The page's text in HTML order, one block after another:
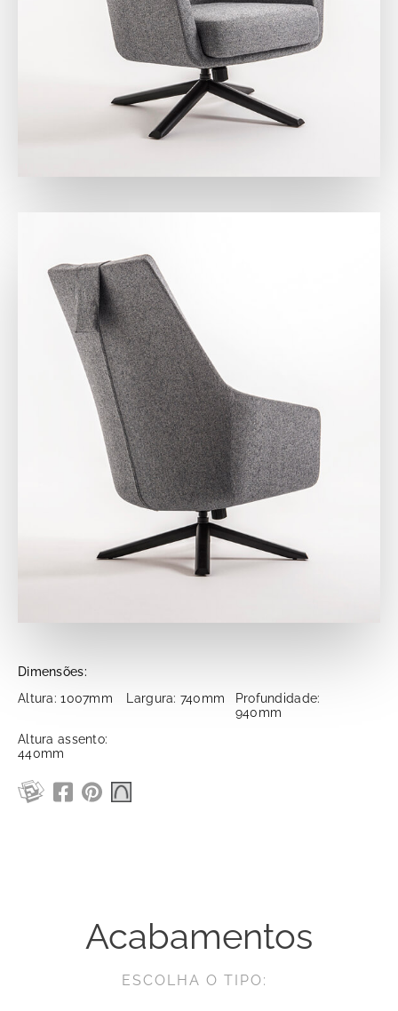
Dimensões:
Altura: 1007mm
Largura: 740mm
Profundidade:
940mm
Altura assento:
440mm
Acabamentos
ESCOLHA O TIPO: